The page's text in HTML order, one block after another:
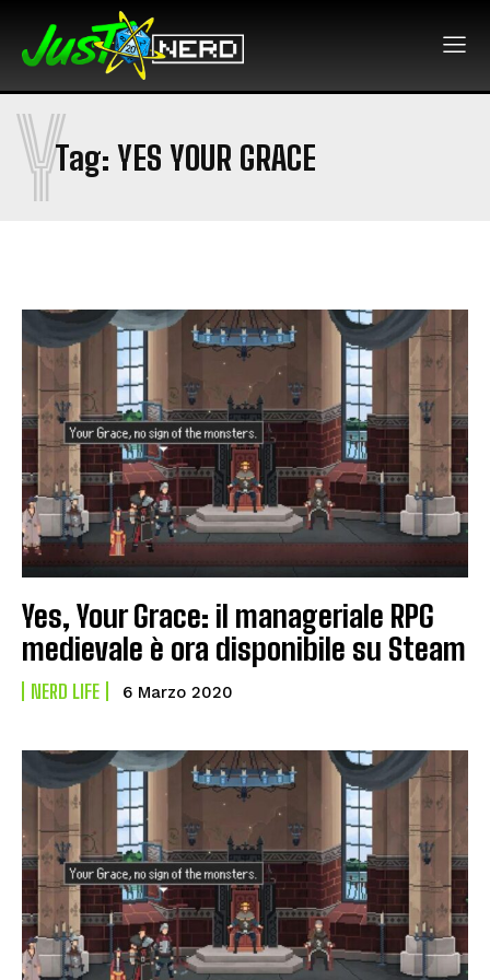
Tag: YES YOUR GRACE
Y
Yes, Your Grace: il manageriale RPG
medievale è ora disponibile su Steam
NERD LIFE 6 Marzo 2020